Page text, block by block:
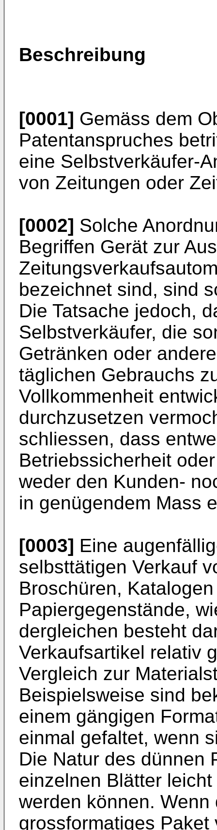
Beschreibung
[0001] Gemäss dem
Patentanspruches
eine Selbstverkäufer-
von Zeitungen oder
[0002] Solche
Begriffen Gerät zur
bezeichnet sind, sind
Die Tatsache jedoch,
Selbstverkäufer, die
Getränken oder
täglichen Gebrauchs
Vollkommenheit
durchzusetzen
schliessen, dass
Betriebssicherheit
weder den Kunden-
in genügendem Mass
[0003] Eine
selbsttätigen Verkauf
Broschüren,
Papiergegenstände,
dergleichen besteht
Verkaufsartikel relativ
Vergleich zur
Beispielsweise sind
einem gängigen
einmal gefaltet, wenn
Die Natur des dünnen
einzelnen Blätter
werden können.
grossformatiges